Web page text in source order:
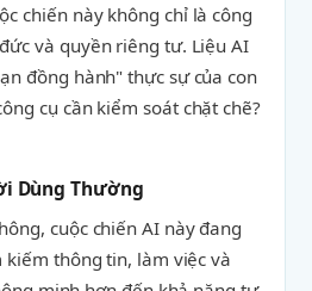
chiến này không chỉ là công
và quyền riêng tư. Liệu AI
đồng hành" thực sự của con
cụ cần kiểm soát chặt chẽ?
Dùng Thường
cuộc chiến AI này đang
thông tin, làm việc và